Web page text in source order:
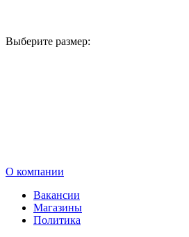
Выберите размер:
О компании
Вакансии
Магазины
Политика